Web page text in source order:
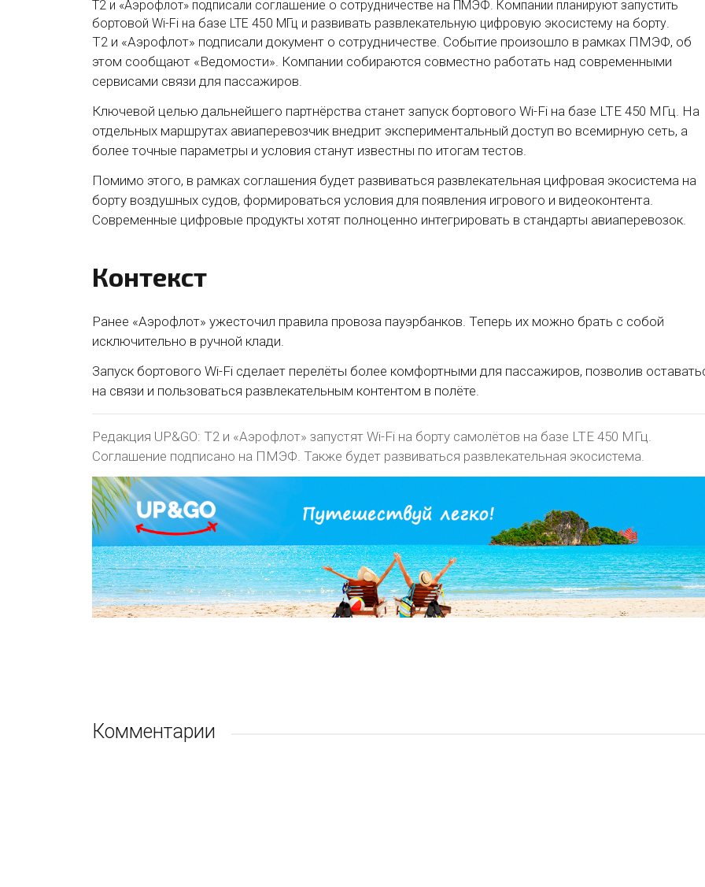
Т2 и «Аэрофлот» подписали соглашение о сотрудничестве на ПМЭФ. Компании планируют запустить
бортовой Wi-Fi на базе LTE 450 МГц и развивать развлекательную цифровую экосистему на борту.
Т2 и «Аэрофлот» подписали документ о сотрудничестве. Событие произошло в рамках ПМЭФ, об
этом сообщают «Ведомости». Компании собираются совместно работать над современными
сервисами связи для пассажиров.
Ключевой целью дальнейшего партнёрства станет запуск бортового Wi-Fi на базе LTE 450 МГц. На
отдельных маршрутах авиаперевозчик внедрит экспериментальный доступ во всемирную сеть, а
более точные параметры и условия станут известны по итогам тестов.
Помимо этого, в рамках соглашения будет развиваться развлекательная цифровая экосистема на
борту воздушных судов, формироваться условия для появления игрового и видеоконтента.
Современные цифровые продукты хотят полноценно интегрировать в стандарты авиаперевозок.
Контекст
Ранее «Аэрофлот» ужесточил правила провоза пауэрбанков. Теперь их можно брать с собой
исключительно в ручной клади.
Запуск бортового Wi-Fi сделает перелёты более комфортными для пассажиров, позволив
на связи и пользоваться развлекательным контентом в полёте.
Редакция UP&GO: Т2 и «Аэрофлот» запустят Wi-Fi на борту самолётов на базе LTE 450 МГц.
Соглашение подписано на ПМЭФ. Также будет развиваться развлекательная экосистема.
Комментарии